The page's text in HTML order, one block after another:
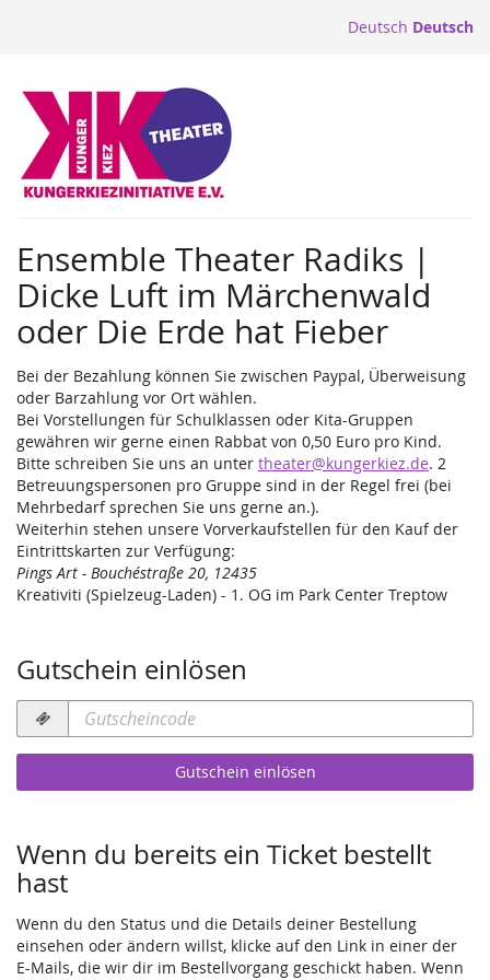
Deutsch Deutsch
Ensemble Theater Radiks |
Dicke Luft im Märchenwald
oder Die Erde hat Fieber
Bei der Bezahlung können Sie zwischen Paypal, Überweisung
oder Barzahlung vor Ort wählen.
Bei Vorstellungen für Schulklassen oder Kita-Gruppen
gewähren wir gerne einen Rabbat von 0,50 Euro pro Kind.
Bitte schreiben Sie uns an unter theater@kungerkiez.de. 2
Betreuungspersonen pro Gruppe sind in der Regel frei (bei
Mehrbedarf sprechen Sie uns gerne an.).
Weiterhin stehen unsere Vorverkaufstellen für den Kauf der
Eintrittskarten zur Verfügung:
Pings Art - Bouchéstraße 20, 12435
Kreativiti (Spielzeug-Laden) - 1. OG im Park Center Treptow
Gutschein einlösen
Gutscheincode
erforderlich
Gutschein einlösen
Wenn du bereits ein Ticket bestellt
hast
Wenn du den Status und die Details deiner Bestellung
einsehen oder ändern willst, klicke auf den Link in einer der
E-Mails, die wir dir im Bestellvorgang geschickt haben. Wenn